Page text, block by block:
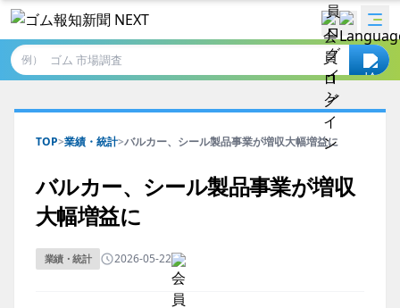
例）
TOP>業績・統計>バルカー、シール製品事業が増収大幅増益に
バルカー、シール製品事業が増収
大幅増益に
業績・統計 2026-05-22